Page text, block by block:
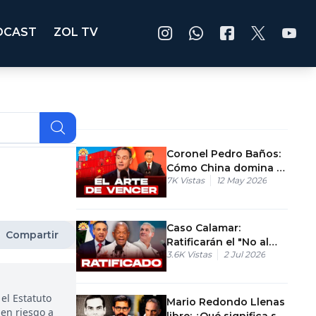
ZOL TV
Compartir
Estatuto
riesgo a
Coronel Pedro Baños:
Cómo China domina el
mundo sin disparar
7K Vistas 12 May 2026
Caso Calamar:
Ratificarán el "No al
Lugar" de Gonzalo
3.6K Vistas 2 Jul 2026
Mario Redondo Llenas